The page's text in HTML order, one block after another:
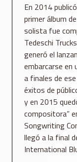
En 2014
primer álbum
solista fue
Tedeschi
generó el
embarcarse en
a finales de
éxitos de
y en 2015
compositora”
Songwriting
llegó a la final
International